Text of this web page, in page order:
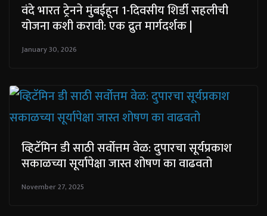
वंदे भारत ट्रेनने मुंबईहून 1-दिवसीय शिर्डी सहलीची
योजना कशी करावी: एक द्रुत मार्गदर्शक |
January 30, 2026
व्हिटॅमिन डी साठी सर्वोत्तम वेळ: दुपारचा सूर्यप्रकाश
सकाळच्या सूर्यापेक्षा जास्त शोषण का वाढवतो
November 27, 2025